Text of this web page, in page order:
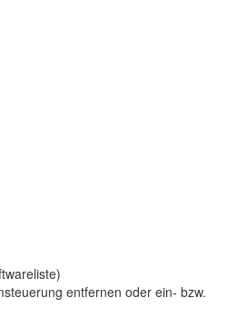
entfernen oder ein- bzw.